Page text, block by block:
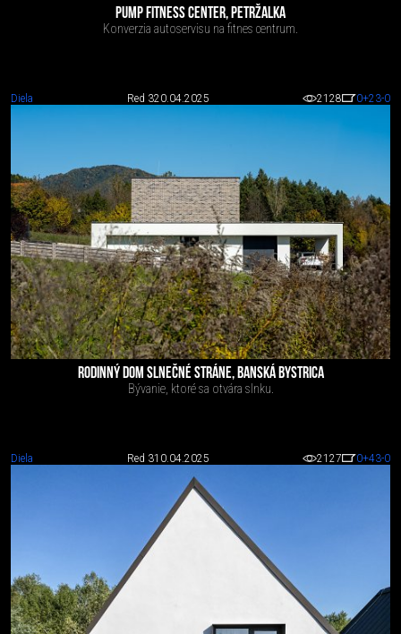
PUMP FITNESS CENTER, PETRŽALKA
Konverzia autoservisu na fitnes centrum.
Diela Red 320.04.2025 2128 0+23-0
RODINNÝ DOM SLNEČNÉ STRÁNE, BANSKÁ BYSTRICA
Bývanie, ktoré sa otvára slnku.
Diela Red 310.04.2025 2127 0+43-0